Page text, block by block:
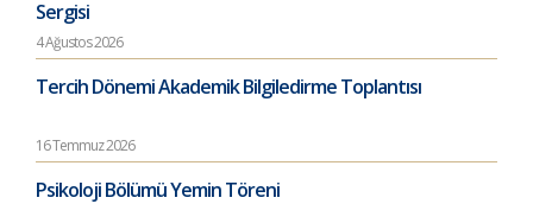
Sergisi
4 Ağustos 2026
Tercih Dönemi Akademik Bilgiledirme Toplantısı
16 Temmuz 2026
Psikoloji Bölümü Yemin Töreni